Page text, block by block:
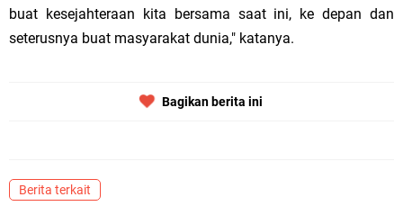
buat kesejahteraan kita bersama saat ini, ke depan dan
seterusnya buat masyarakat dunia," katanya.
Bagikan berita ini
Berita terkait